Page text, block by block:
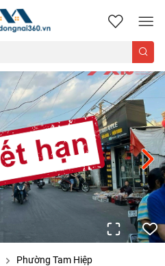
nhadatdongnai360.vn
Phường Tam Hiệp